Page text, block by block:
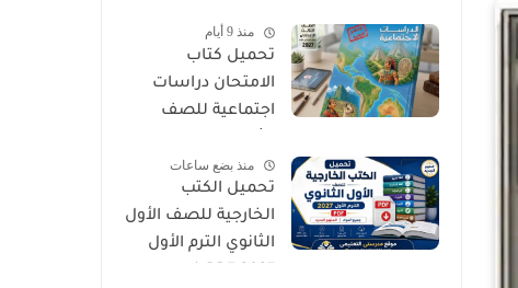
الثانوي 2026
منذ 9 أيام
تحميل كتاب
الامتحان دراسات
اجتماعية للصف
الأول 2027 PDFمنذ بضع ساعات
تحميل الكتب
الخارجية للصف الأول
الثانوي الترم الأول